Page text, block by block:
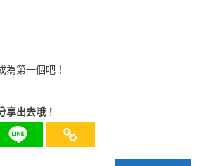
為第一個吧！
享出去哦！